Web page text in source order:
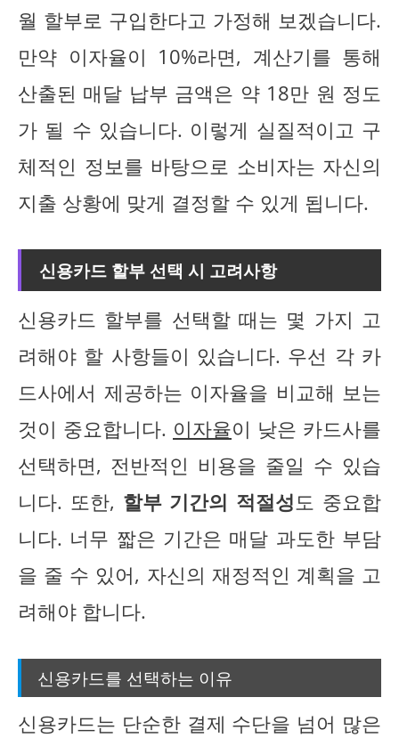
월 할부로 구입한다고 가정해 보겠습니다.
만약 이자율이 10%라면, 계산기를 통해
산출된 매달 납부 금액은 약 18만 원 정도
가 될 수 있습니다. 이렇게 실질적이고 구
체적인 정보를 바탕으로 소비자는 자신의
지출 상황에 맞게 결정할 수 있게 됩니다.
신용카드 할부 선택 시 고려사항
신용카드 할부를 선택할 때는 몇 가지 고
려해야 할 사항들이 있습니다. 우선 각 카
드사에서 제공하는 이자율을 비교해 보는
것이 중요합니다. 이자율이 낮은 카드사를
선택하면, 전반적인 비용을 줄일 수 있습
니다. 또한, 할부 기간의 적절성도 중요합
니다. 너무 짧은 기간은 매달 과도한 부담
을 줄 수 있어, 자신의 재정적인 계획을 고
려해야 합니다.
신용카드를 선택하는 이유
신용카드는 단순한 결제 수단을 넘어 많은